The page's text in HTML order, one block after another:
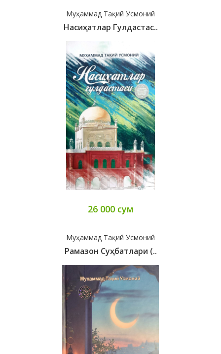
Муҳаммад Тақий Усмоний
Насиҳатлар Гулдастас..
26 000 сум
Муҳаммад Тақий Усмоний
Рамазон Суҳбатлари (..